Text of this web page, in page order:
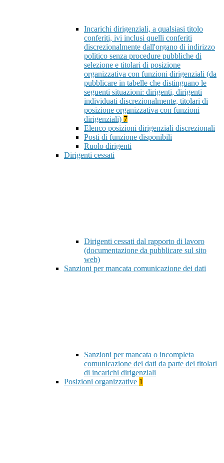
Incarichi dirigenziali, a qualsiasi titolo
conferiti, ivi inclusi quelli conferiti
discrezionalmente dall'organo di indirizzo
politico senza procedure pubbliche di
selezione e titolari di posizione
organizzativa con funzioni dirigenziali (da
pubblicare in tabelle che distinguano le
seguenti situazioni: dirigenti, dirigenti
individuati discrezionalmente, titolari di
posizione organizzativa con funzioni
dirigenziali) 7
Elenco posizioni dirigenziali discrezionali
Posti di funzione disponibili
Ruolo dirigenti
Dirigenti cessati
Dirigenti cessati dal rapporto di lavoro
(documentazione da pubblicare sul sito
web)
Sanzioni per mancata comunicazione dei dati
Sanzioni per mancata o incompleta
comunicazione dei dati da parte dei titolari
di incarichi dirigenziali
Posizioni organizzative 1